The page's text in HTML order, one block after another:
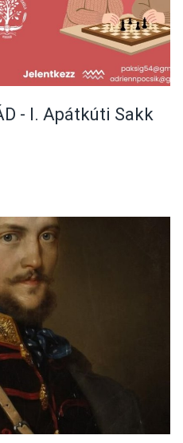
- I. Apátkúti Sakk